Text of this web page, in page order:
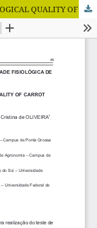
ACCELERATED AGING ON THE PHYSIOLOGICAL QUALITY OF CARROT SEEDS